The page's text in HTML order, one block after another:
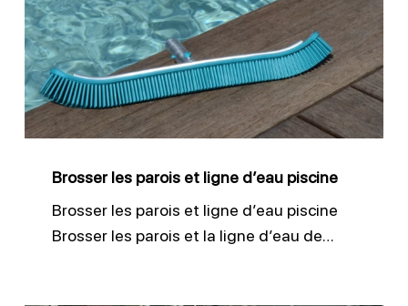
parois
et
ligne
d’eau
piscine
Brosser les parois et ligne d’eau piscine
Brosser les parois et ligne d’eau piscine
Brosser les parois et la ligne d’eau de…